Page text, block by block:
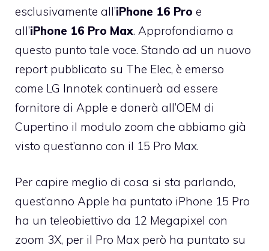
esclusivamente all’iPhone 16 Pro e
all’iPhone 16 Pro Max. Approfondiamo a
questo punto tale voce. Stando ad un nuovo
report pubblicato su The Elec, è emerso
come LG Innotek continuerà ad essere
fornitore di Apple e donerà all’OEM di
Cupertino il modulo zoom che abbiamo già
visto quest’anno con il 15 Pro Max.
Per capire meglio di cosa si sta parlando,
quest’anno Apple ha puntato iPhone 15 Pro
ha un teleobiettivo da 12 Megapixel con
zoom 3X, per il Pro Max però ha puntato su